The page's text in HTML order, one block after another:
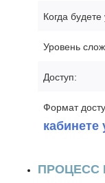
Когда будете
Уровень
Доступ:
Формат
кабинете
ПРОЦЕСС